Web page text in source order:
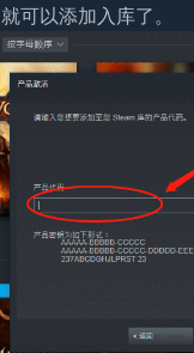
可以添加入库了。